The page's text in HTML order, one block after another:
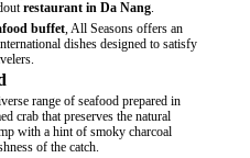
restaurant in Da Nang
buffet , All Seasons offers an
dishes designed to satisfy
range of seafood prepared in
crab that preserves the natural
with a hint of smoky charcoal
of the catch.